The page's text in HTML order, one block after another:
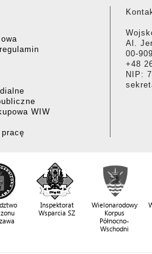
WIW
pracę
Al.
00-
+48
NIP:
Inspektorat
Wsparcia SZ
Wielonarodowy
Korpus
Północno-
Wschodni